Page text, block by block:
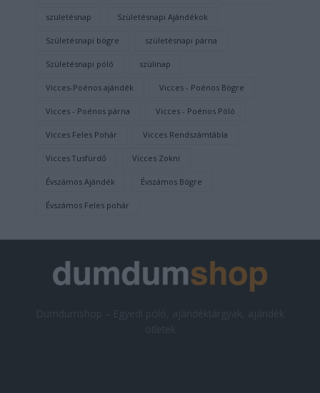
születésnap Születésnapi Ajándékok
Születésnapi bögre születésnapi párna
Születésnapi póló szülinap
Vicces-Poénos ajándék Vicces - Poénos Bögre
Vicces - Poénos párna Vicces - Poénos Póló
Vicces Feles Pohár Vicces Rendszámtábla
Vicces Tusfürdő Vicces Zokni
Évszámos Ajándék Évszámos Bögre
Évszámos Feles pohár